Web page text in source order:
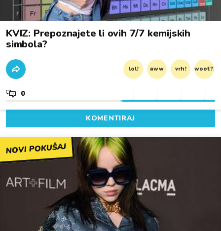
KVIZ: Prepoznajete li ovih 7/7 kemijskih
simbola?
lol! aww vrh! woot?!
0
KOMENTIRAJ
NOVI POKUŠAJ